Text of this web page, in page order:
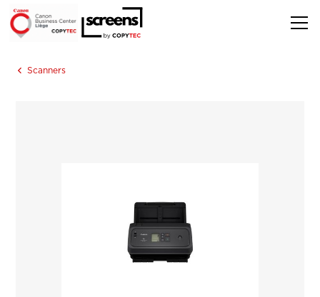
Scanners